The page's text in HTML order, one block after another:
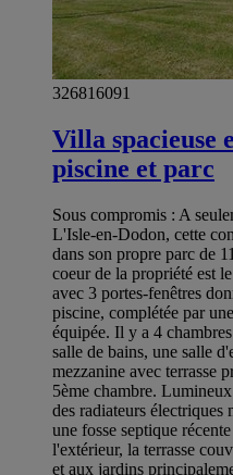
326816091
Villa spacieuse
piscine et parc
Sous compromis : A
L'Isle-en-Dodon, cette
dans son propre parc de
coeur de la propriété est
avec 3 portes-fenêtres
piscine, complétée par
équipée. Il y a 4
salle de bains, une salle
mezzanine avec terrasse
5ème chambre.
des radiateurs électriques
une fosse septique
l'extérieur, la terrasse
et aux jardins